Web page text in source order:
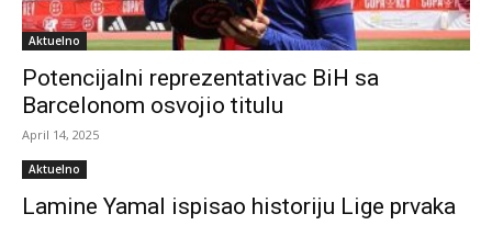
Aktuelno
Potencijalni reprezentativac BiH sa
Barcelonom osvojio titulu
April 14, 2025
Aktuelno
Lamine Yamal ispisao historiju Lige prvaka